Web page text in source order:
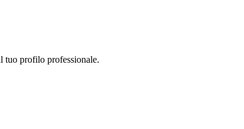
tuo profilo professionale.